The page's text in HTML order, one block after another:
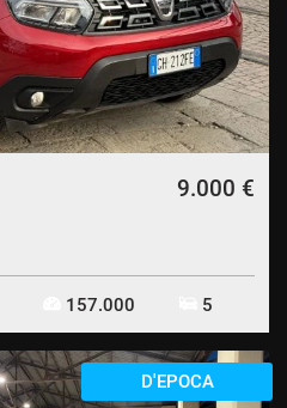
9.000 €
157.000 5
D'EPOCA